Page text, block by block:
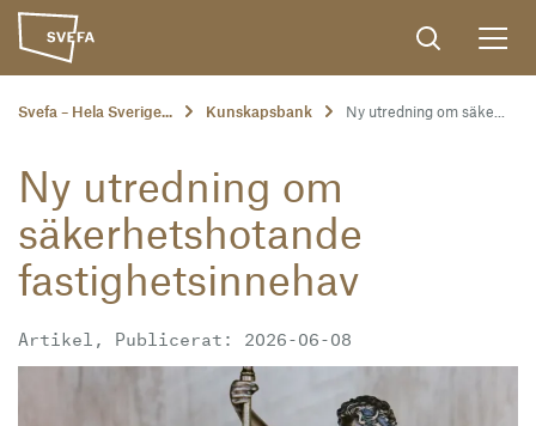
Svefa – Hela Sverige... Kunskapsbank Ny utredning om säke...
Ny utredning om
säkerhetshotande
fastighetsinnehav
Artikel, Publicerat: 2026-06-08